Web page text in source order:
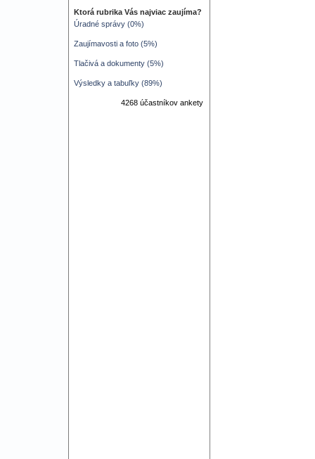
Ktorá rubrika Vás najviac zaujíma?
Úradné správy (0%)
Zaujímavosti a foto (5%)
Tlačivá a dokumenty (5%)
Výsledky a tabuľky (89%)
4268 účastníkov ankety